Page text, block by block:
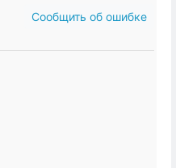
Сообщить об ошибке